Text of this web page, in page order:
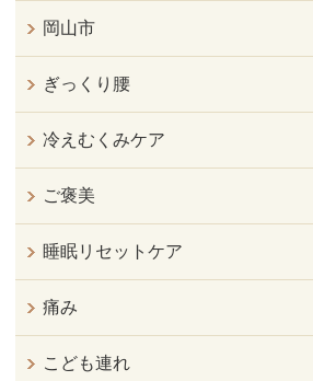
岡山市
ぎっくり腰
冷えむくみケア
ご褒美
睡眠リセットケア
痛み
こども連れ